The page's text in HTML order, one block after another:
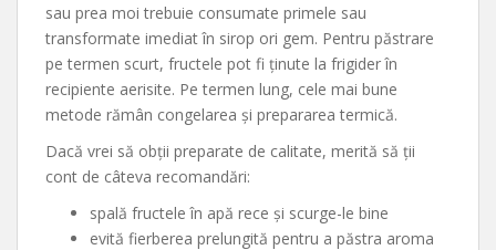
sau prea moi trebuie consumate primele sau
transformate imediat în sirop ori gem. Pentru păstrare
pe termen scurt, fructele pot fi ținute la frigider în
recipiente aerisite. Pe termen lung, cele mai bune
metode rămân congelarea și prepararea termică.
Dacă vrei să obții preparate de calitate, merită să ții
cont de câteva recomandări:
spală fructele în apă rece și scurge-le bine
evită fierberea prelungită pentru a păstra aroma